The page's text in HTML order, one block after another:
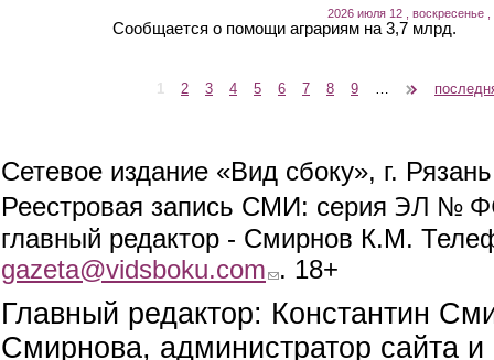
2026 июля 12 , воскресенье ,
Сообщается о помощи аграриям на 3,7 млрд.
1 2 3 4 5 6 7 8 9
Сетевое издание «Вид сбоку», г.
Реестровая запись СМИ: серия ЭЛ №
главный редактор - Смирнов К.М.
gazeta@vidsboku.com (link sends e-mail)
. 18+
Главный редактор: Константин
Смирнова, администратор сайта